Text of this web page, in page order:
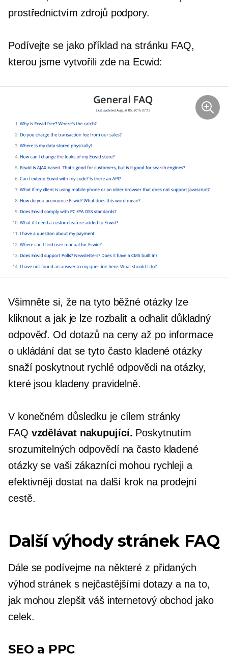
prostřednictvím zdrojů podpory.
Podívejte se jako příklad na stránku FAQ,
kterou jsme vytvořili zde na Ecwid:
Všimněte si, že na tyto běžné otázky lze
kliknout a jak je lze rozbalit a odhalit důkladný
odpověď. Od dotazů na ceny až po informace
o ukládání dat se tyto často kladené otázky
snaží poskytnout rychlé odpovědi na otázky,
které jsou kladeny pravidelně.
V konečném důsledku je cílem stránky
FAQ vzdělávat nakupující. Poskytnutím
srozumitelných odpovědí na často kladené
otázky se vaši zákazníci mohou rychleji a
efektivněji dostat na další krok na prodejní
cestě.
Další výhody stránek FAQ
Dále se podívejme na některé z přidaných
výhod stránek s nejčastějšími dotazy a na to,
jak mohou zlepšit váš internetový obchod jako
celek.
SEO a PPC